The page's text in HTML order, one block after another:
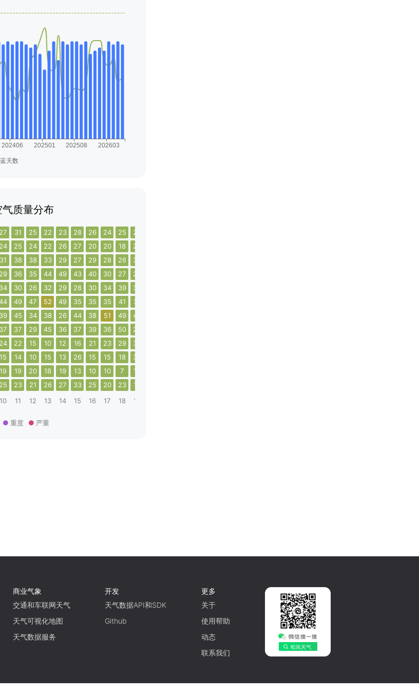
质量分布
27 31 25 22 23 28 26 24 25 27
24 25 24 22 26 27 20 20 18 22
31 38 38 33 29 27 29 28 26 30
29 36 35 44 49 43 40 30 27 26
34 30 26 32 29 28 30 34 39 38
49 47 52 49 35 35 35 41 31
39 45 34 38 26 44 38 51 49 42
37 37 29 45 36 37 39 36 50 26
24 22 15 10 12 16 21 23 29 35
15 14 10 15 13 26 15 15 18 34
19 19 20 18 19 13 10 10 7 12
25 23 21 26 27 33 25 20 23 17
10 11 12 13 14 15 16 17 18 19
重度 严重
商业气象
交通和车联网天气
天气可视化地图
天气数据服务
开发
天气数据API和SDK
Github
更多
关于
使用帮助
动态
联系我们